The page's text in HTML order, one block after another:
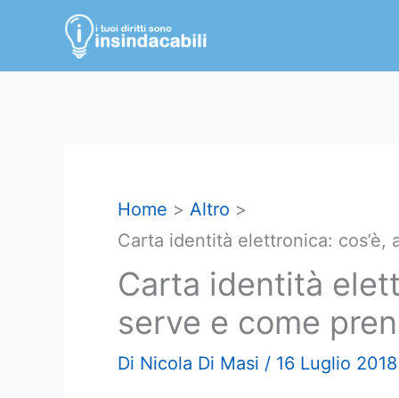
contenuto
Home
Altro
Carta identità elettronica: cos’è,
Carta identità
serve e come
Di Nicola Di Masi / 16 Luglio 2018